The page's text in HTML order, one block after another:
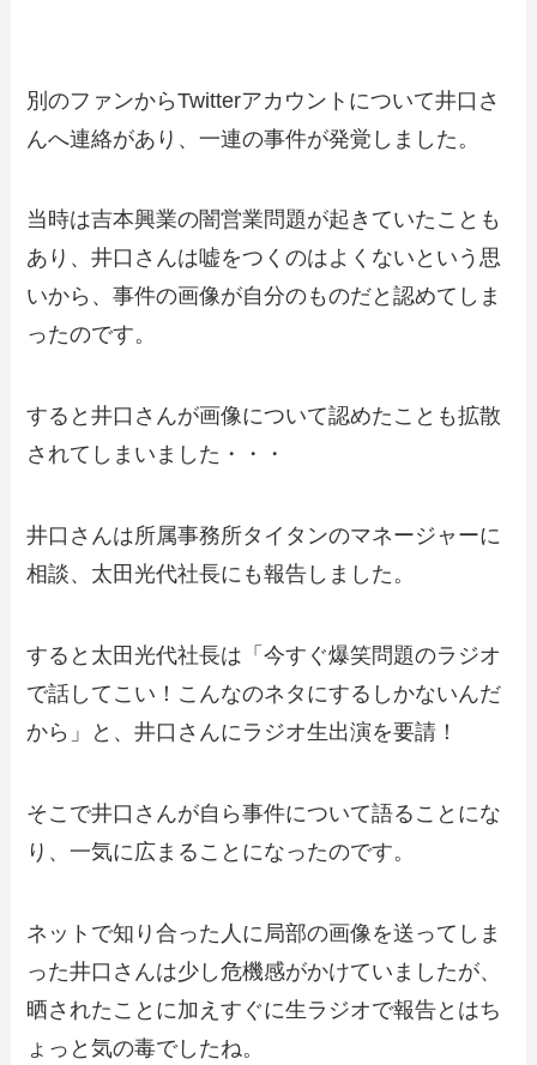
別のファンからTwitterアカウントについて井口さ
んへ連絡があり、一連の事件が発覚しました。
当時は吉本興業の闇営業問題が起きていたことも
あり、井口さんは嘘をつくのはよくないという思
いから、事件の画像が自分のものだと認めてしま
ったのです。
すると井口さんが画像について認めたことも拡散
されてしまいました・・・
井口さんは所属事務所タイタンのマネージャーに
相談、太田光代社長にも報告しました。
すると太田光代社長は「今すぐ爆笑問題のラジオ
で話してこい！こんなのネタにするしかないんだ
から」と、井口さんにラジオ生出演を要請！
そこで井口さんが自ら事件について語ることにな
り、一気に広まることになったのです。
ネットで知り合った人に局部の画像を送ってしま
った井口さんは少し危機感がかけていましたが、
晒されたことに加えすぐに生ラジオで報告とはち
ょっと気の毒でしたね。